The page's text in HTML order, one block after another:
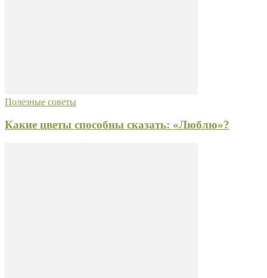
Полезные советы
Какие цветы способны сказать: «Люблю»?